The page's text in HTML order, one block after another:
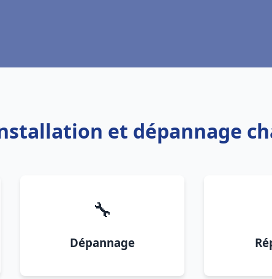
et dépannage
🔧
Dépannage